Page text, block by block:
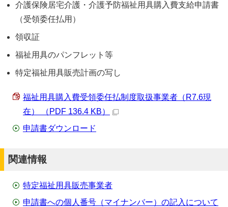
介護保険居宅介護・介護予防福祉用具購入費支給申請書
（受領委任払用）
領収証
福祉用具のパンフレット等
特定福祉用具販売計画の写し
福祉用具購入費受領委任払制度取扱事業者（R7.6現
在） （PDF 136.4 KB）
申請書ダウンロード
関連情報
特定福祉用具販売事業者
申請書への個人番号（マイナンバー）の記入について